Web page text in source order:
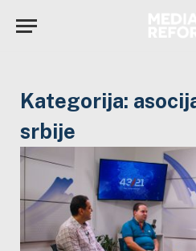
Kategorija:
srbije